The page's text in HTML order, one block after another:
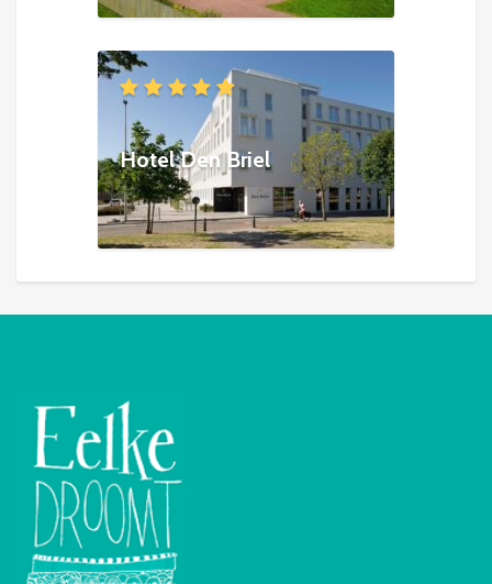
Hotel Den Briel